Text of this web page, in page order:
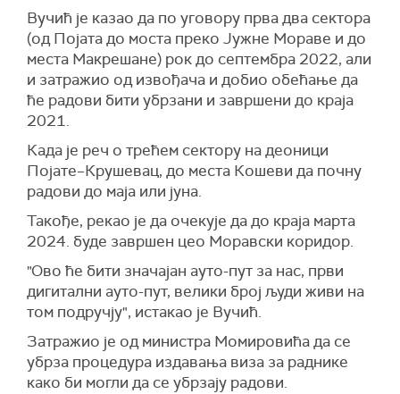
Вучић је казао да по уговору прва два сектора
(од Појата до моста преко Јужне Мораве и до
места Макрешане) рок до септембра 2022, али
и затражио од извођача и добио обећање да
ће радови бити убрзани и завршени до краја
2021.
Када је реч о трећем сектору на деоници
Појате–Крушевац, до места Кошеви да почну
радови до маја или јуна.
Такође, рекао је да очекује да до краја марта
2024. буде завршен цео Моравски коридор.
"Ово ће бити значајан ауто-пут за нас, први
дигитални ауто-пут, велики број људи живи на
том подручју", истакао је Вучић.
Затражио је од министра Момировића да се
убрза процедура издавања виза за раднике
како би могли да се убрзају радови.